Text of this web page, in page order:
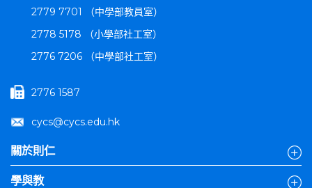
2779 7701 （中學部教員室）
2778 5178 （小學部社工室）
2776 7206 （中學部社工室）
2776 1587
cycs@cycs.edu.hk
關於則仁
學與教